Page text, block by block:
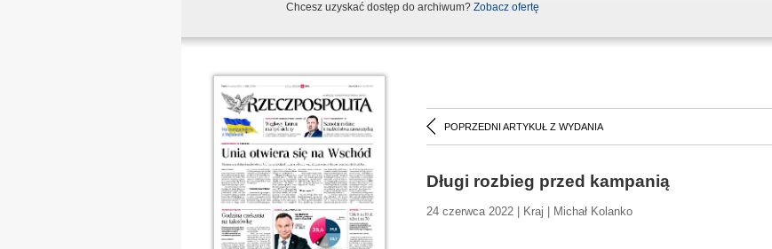
Chcesz uzyskać dostęp do archiwum? Zobacz ofertę
POPRZEDNI ARTYKUŁ Z WYDANIA
Długi rozbieg przed kampanią
24 czerwca 2022 | Kraj | Michał Kolanko